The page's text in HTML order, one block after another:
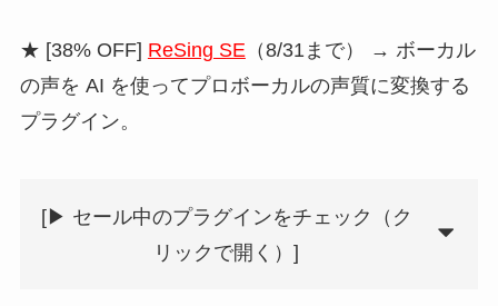
★ [38% OFF] ReSing SE （8/31まで） → ボーカル
の声を AI を使ってプロボーカルの声質に変換する
プラグイン。
[▶︎ セール中のプラグインをチェック（ク
リックで開く）]